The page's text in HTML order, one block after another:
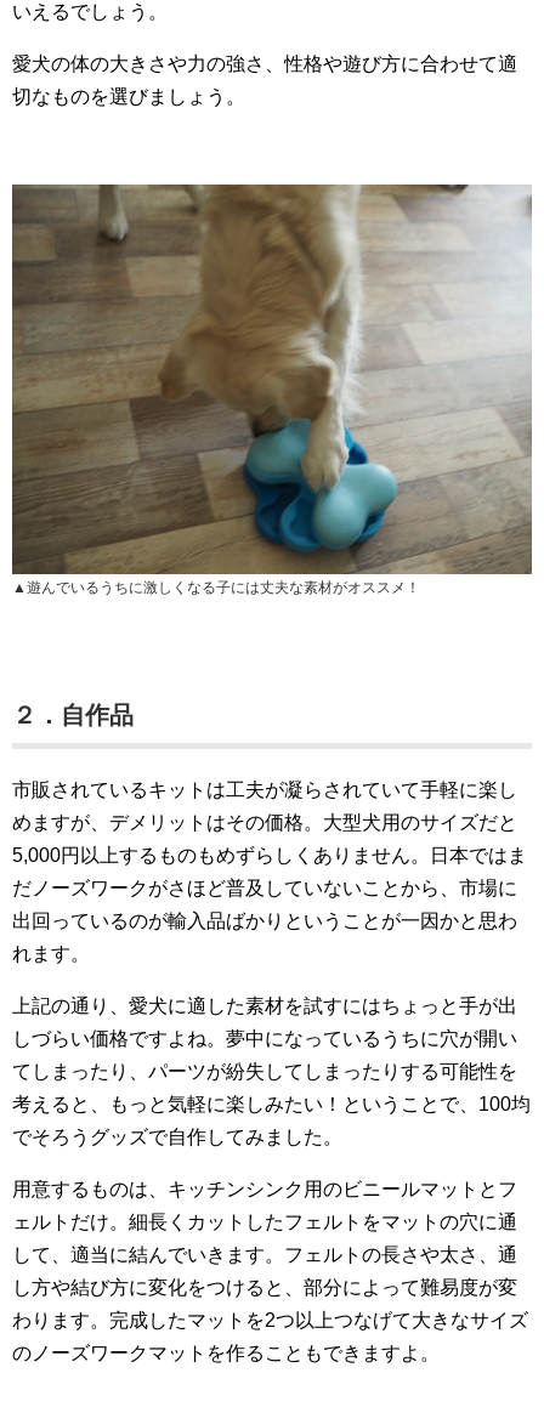
いえるでしょう。
愛犬の体の大きさや力の強さ、性格や遊び方に合わせて適
切なものを選びましょう。
▲遊んでいるうちに激しくなる子には丈夫な素材がオススメ！
２．自作品
市販されているキットは工夫が凝らされていて手軽に楽し
めますが、デメリットはその価格。大型犬用のサイズだと
5,000円以上するものもめずらしくありません。日本ではま
だノーズワークがさほど普及していないことから、市場に
出回っているのが輸入品ばかりということが一因かと思わ
れます。
上記の通り、愛犬に適した素材を試すにはちょっと手が出
しづらい価格ですよね。夢中になっているうちに穴が開い
てしまったり、パーツが紛失してしまったりする可能性を
考えると、もっと気軽に楽しみたい！ということで、100均
でそろうグッズで自作してみました。
用意するものは、キッチンシンク用のビニールマットとフ
ェルトだけ。細長くカットしたフェルトをマットの穴に通
して、適当に結んでいきます。フェルトの長さや太さ、通
し方や結び方に変化をつけると、部分によって難易度が変
わります。完成したマットを2つ以上つなげて大きなサイズ
のノーズワークマットを作ることもできますよ。